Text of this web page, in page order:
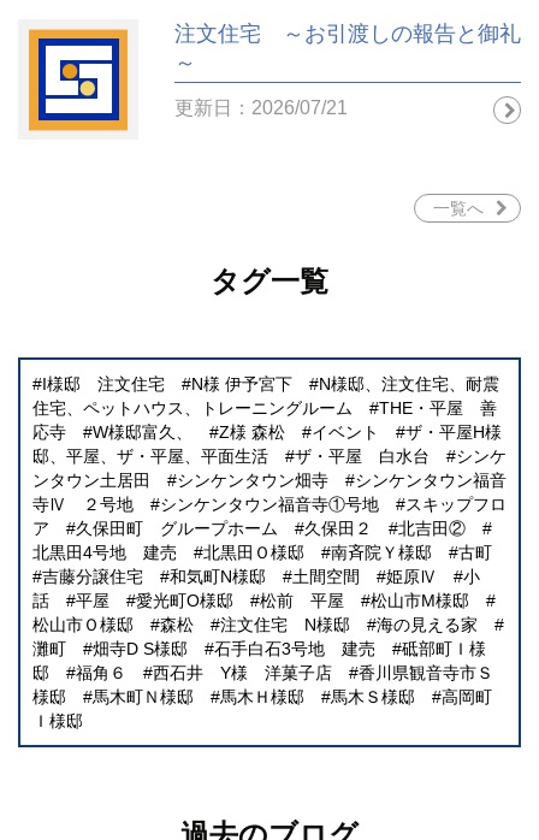
注文住宅 ～お引渡しの報告と御礼
～
更新日：2026/07/21
一覧へ
タグ一覧
I様邸 注文住宅 N様 伊予宮下
N様邸、注文住宅、耐震
住宅、ペットハウス、トレーニングルーム
THE・平屋 善
応寺
W様邸富久、 Z様 森松 イベント
ザ・平屋H様
邸、平屋、ザ・平屋、平面生活
ザ・平屋 白水台
シンケ
ンタウン土居田
シンケンタウン畑寺
シンケンタウン福音
寺Ⅳ ２号地
シンケンタウン福音寺①号地
スキップフロ
ア
久保田町 グループホーム 久保田２
北吉田②
北黒田4号地 建売
北黒田Ｏ様邸 南斉院Ｙ様邸
古町
吉藤分譲住宅
和気町N様邸 土間空間 姫原Ⅳ
小
話
平屋 愛光町O様邸 松前 平屋
松山市M様邸
松山市Ｏ様邸
森松 注文住宅 N様邸
海の見える家
灘町
畑寺D S様邸 石手白石3号地 建売
砥部町Ｉ様
邸
福角６ 西石井 Y様 洋菓子店
香川県観音寺市Ｓ
様邸
馬木町Ｎ様邸 馬木Ｈ様邸 馬木Ｓ様邸
高岡町
Ｉ様邸